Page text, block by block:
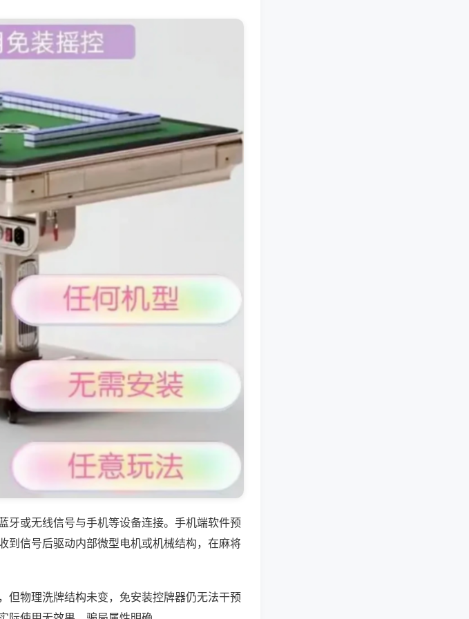
牙或无线信号与手机等设备连接。手机端软件预
到信号后驱动内部微型电机或机械结构，在麻将
但物理洗牌结构未变，免安装控牌器仍无法干预